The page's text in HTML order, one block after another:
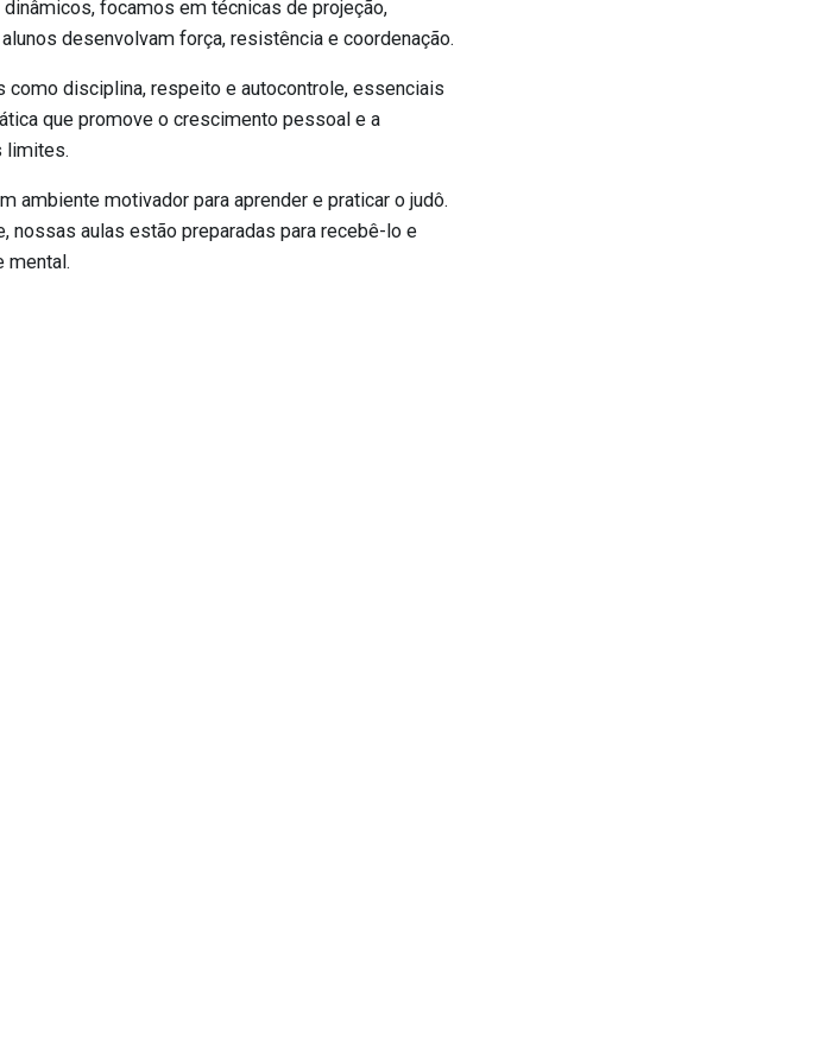
focamos em técnicas de projeção,
desenvolvam força, resistência e coordenação.
disciplina, respeito e autocontrole, essenciais
que promove o crescimento pessoal e a
limites.
ambiente motivador para aprender e praticar o judô.
nossas aulas estão preparadas para recebê-lo e
mental.